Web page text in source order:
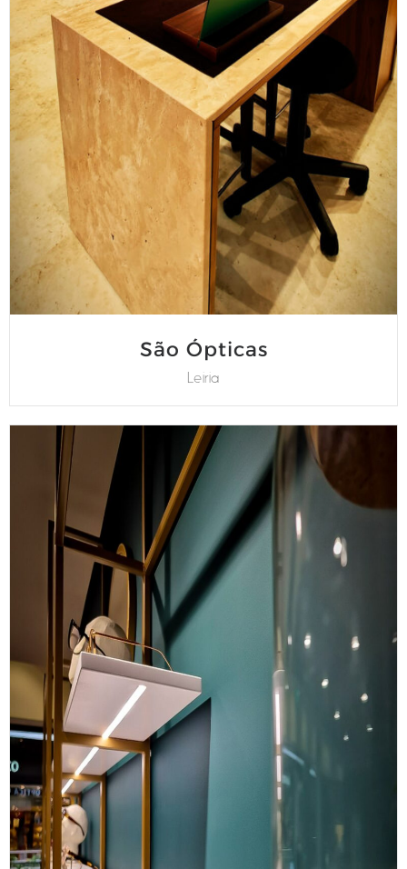
São Ópticas
Leiria